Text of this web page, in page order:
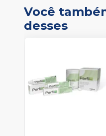
Você
desses